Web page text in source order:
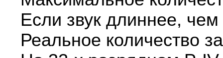
Если звук длиннее,
Реальное количество